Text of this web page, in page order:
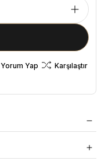
Yorum Yap
Karşılaştır